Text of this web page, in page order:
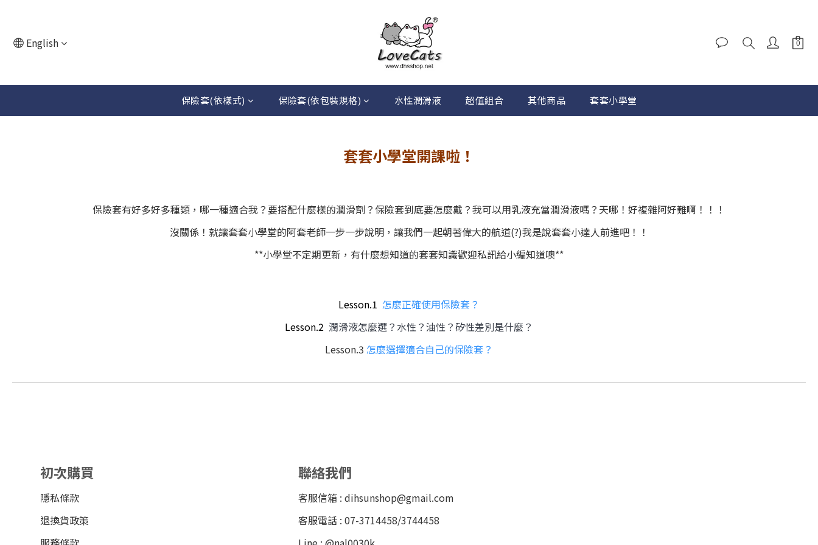
English
保險套(依樣式) 保險套(依包裝規格) 水性潤滑液 超值組合 其他商品 套套小學堂
套套小學堂開課啦！
保險套有好多好多種類，哪一種適合我？要搭配什麼樣的潤滑劑？保險套到底要怎麼戴？我可以用乳液充當潤滑液嗎？天哪！好複雜阿好難啊！！！
沒關係！就讓套套小學堂的阿套老師一步一步說明，讓我們一起朝著偉大的航道(?)我是說套套小達人前進吧！！
**小學堂不定期更新，有什麼想知道的套套知識歡迎私訊給小編知道噢**
Lesson.1 怎麼正確使用保險套？
Lesson.2 潤滑液怎麼選？水性？油性？矽性差別是什麼？
Lesson.3 怎麼選擇適合自己的保險套？
初次購買
隱私條款
退換貨政策
聯絡我們
客服信箱 : dihsunshop@gmail.com
客服電話 : 07-3714458/3744458